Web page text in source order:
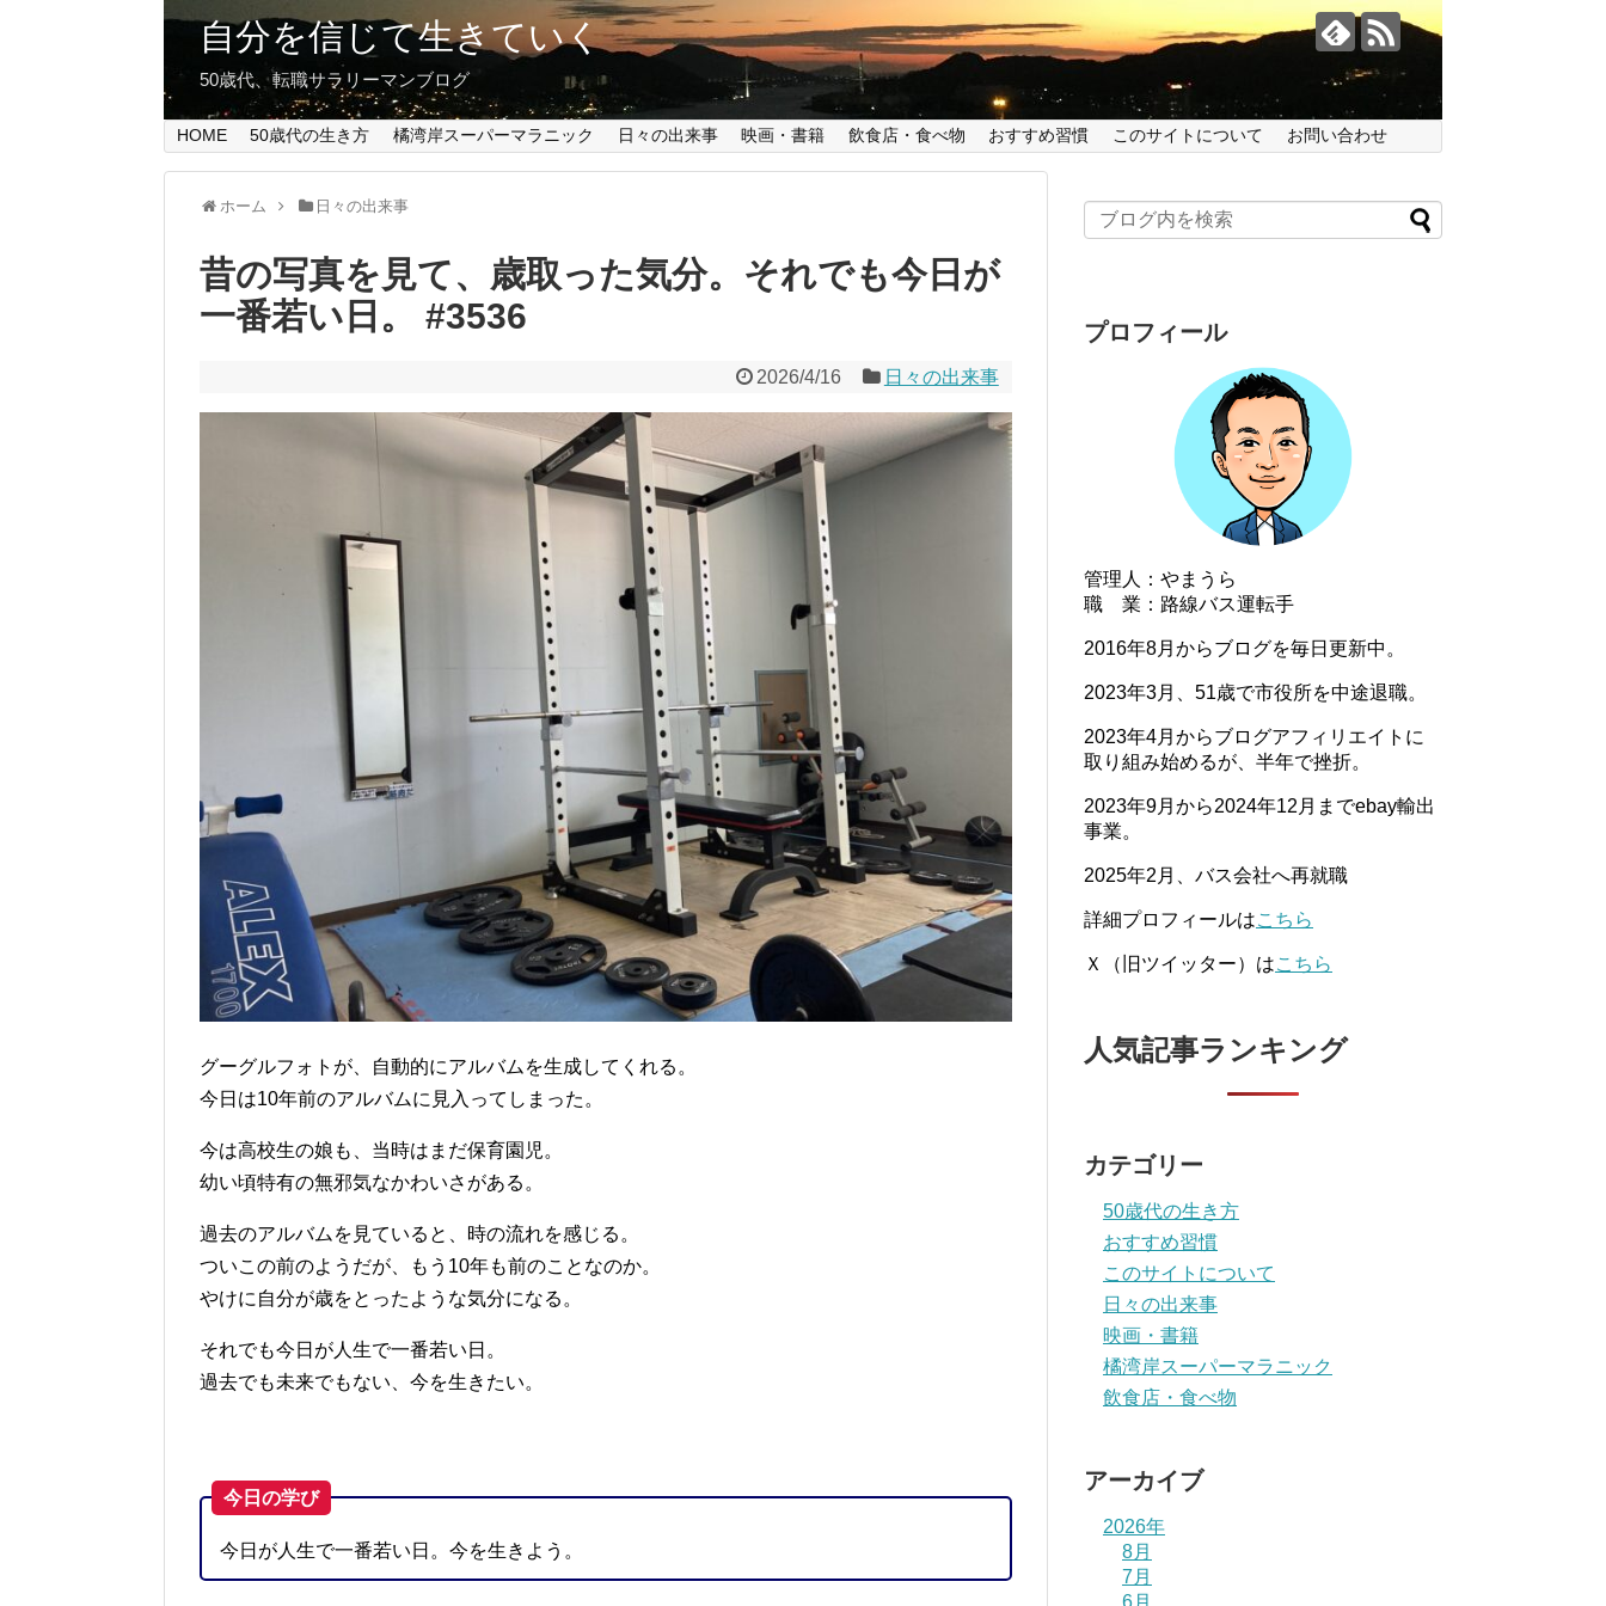
自分を信じて生きていく
50歳代、転職サラリーマンブログ
HOME 50歳代の生き方 橘湾岸スーパーマラニック 日々の出来事 映画・書籍 飲食店・食べ物 おすすめ習慣 このサイトについて お問い合わせ
ホーム 日々の出来事
昔の写真を見て、歳取った気分。それでも今日が
一番若い日。 #3536
2026/4/16 日々の出来事
グーグルフォトが、自動的にアルバムを生成してくれる。
今日は10年前のアルバムに見入ってしまった。
今は高校生の娘も、当時はまだ保育園児。
幼い頃特有の無邪気なかわいさがある。
過去のアルバムを見ていると、時の流れを感じる。
ついこの前のようだが、もう10年も前のことなのか。
やけに自分が歳をとったような気分になる。
それでも今日が人生で一番若い日。
過去でも未来でもない、今を生きたい。
今日の学び
今日が人生で一番若い日。今を生きよう。
プロフィール
管理人：やまうら
職 業：路線バス運転手
2016年8月からブログを毎日更新中。
2023年3月、51歳で市役所を中途退職。
2023年4月からブログアフィリエイトに
取り組み始めるが、半年で挫折。
2023年9月から2024年12月までebay輸出
事業。
2025年2月、バス会社へ再就職
詳細プロフィールはこちら
Ｘ（旧ツイッター）はこちら
人気記事ランキング
カテゴリー
50歳代の生き方
おすすめ習慣
このサイトについて
日々の出来事
映画・書籍
橘湾岸スーパーマラニック
飲食店・食べ物
アーカイブ
2026年
8月
7月